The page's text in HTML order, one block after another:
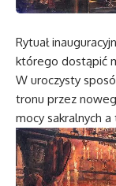
Rytuał
którego dostąpić
W uroczysty
tronu przez
mocy sakralnych